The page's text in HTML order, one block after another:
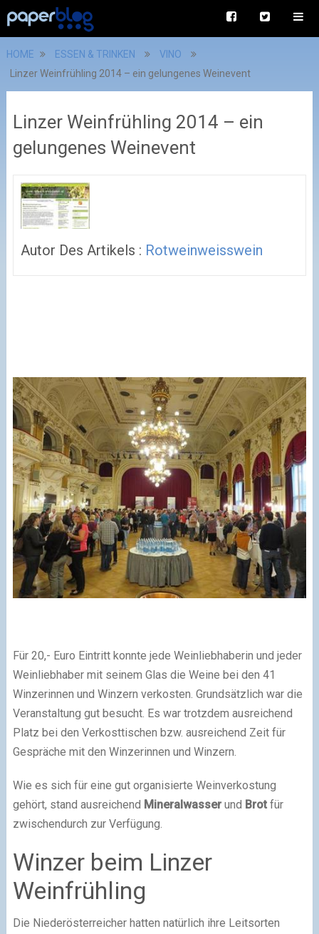
HOME ESSEN & TRINKEN
VINO
Linzer Weinfrühling 2014 – ein gelungenes Weinevent
Linzer Weinfrühling 2014 – ein
gelungenes Weinevent
Autor Des Artikels : Rotweinweisswein
Für 20,- Euro Eintritt konnte jede Weinliebhaberin und jeder
Weinliebhaber mit seinem Glas die Weine bei den 41
Winzerinnen und Winzern verkosten. Grundsätzlich war die
Veranstaltung gut besucht. Es war trotzdem ausreichend
Platz bei den Verkosttischen bzw. ausreichend Zeit für
Gespräche mit den Winzerinnen und Winzern.
Wie es sich für eine gut organisierte Weinverkostung
gehört, stand ausreichend Mineralwasserund Brotfür
zwischendurch zur Verfügung.
Winzer beim Linzer
Weinfrühling
Die Niederösterreicher hatten natürlich ihre Leitsorten